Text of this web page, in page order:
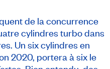
de la concurrence
cylindres turbo dans
Un six cylindres en
2020, portera à six le